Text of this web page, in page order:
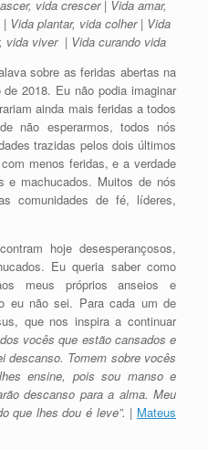
vida crescer | Vida amar,
Vida plantar, vida colher | Vida
vida viver | Vida curando vida
sobre as feridas abertas na
2018. Eu não podia imaginar
ainda mais feridas a todos
não esperarmos, todos nós
trazidas pelos dois últimos
menos feridas, e a verdade
e machucados. Muitos de nós
comunidades de fé, líderes,
hoje desesperançosos,
Eu queria saber como
meus próprios anseios e
eu não sei. Para cada um de
que nos inspira a continuar
vocês que estão cansados e
descanso. Tomem sobre vocês
ensine, pois sou manso e
descanso para a alma. Meu
que lhes dou é leve”. | Mateus